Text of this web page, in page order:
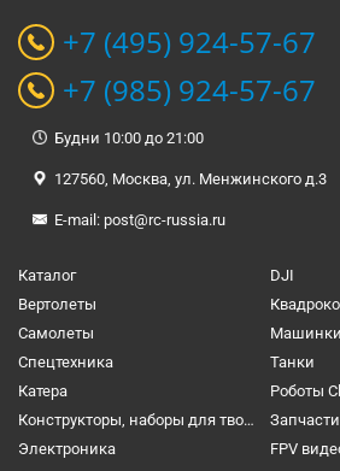
+7 (495) 924-57-67
+7 (985) 924-57-67
Будни 10:00 до 21:00
127560, Москва, ул. Менжинского д.3
E-mail: post@rc-russia.ru
Каталог
DJI
Вертолеты
Самолеты
Машинки
Спецтехника
Танки
Катера
Роботы
Конструкторы, наборы для творчества и настольные игры
Запчасти
Электроника
FPV